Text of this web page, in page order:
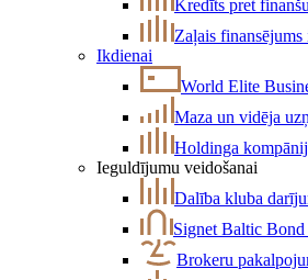
Kredīts pret
Zaļais
Ikdienai
World Elite
Maza un vidēja
Holdinga
Ieguldījumu veidošanai
Dalība kluba
Signet Baltic Bond
Brokeru